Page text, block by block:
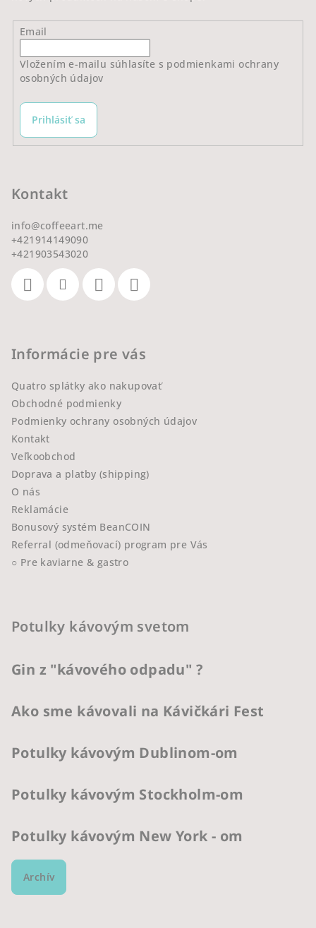
Email
Vložením e-mailu súhlasíte s podmienkami ochrany
osobných údajov
Prihlásiť sa
Kontakt
info@coffeeart.me
+421914149090
+421903543020
Informácie pre vás
Quatro splátky ako nakupovať
Obchodné podmienky
Podmienky ochrany osobných údajov
Kontakt
Veľkoobchod
Doprava a platby (shipping)
O nás
Reklamácie
Bonusový systém BeanCOIN
Referral (odmeňovací) program pre Vás
○ Pre kaviarne & gastro
Potulky kávovým svetom
Gin z "kávového odpadu" ?
Ako sme kávovali na Kávičkári Fest
Potulky kávovým Dublinom-om
Potulky kávovým Stockholm-om
Potulky kávovým New York - om
Archív